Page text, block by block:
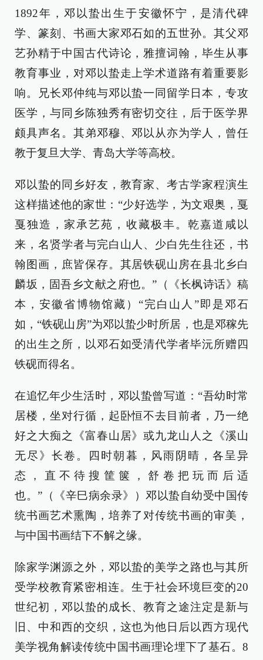
1892年，邓以蛰出生于安徽怀宁，是清代碑
学、篆刻、书画大家邓石如的五世孙。其父邓
艺孙精于中国古代诗论，雅擅词翰，毕生从事
教育事业，对邓以蛰走上学术道路有着重要影
响。兄长邓仲纯与邓以蛰一同留学日本，专攻
医学，与同乡陈独秀有密切交往，后于医学界
颇具声名。其弟邓穆、邓以从亦为学人，曾任
教于复旦大学、青岛大学等高校。
邓以蛰的同乡好友，教育家、考古学家程演生
这样描述他的家世：“少好选学，为文艰奥，戛
戛独造，家承艺苑，收藏极丰。乾嘉道咸以
来，名贤学者与完白山人、少白先生往还，书
翰图画，庶皆保存。其居铁砚山房在县北乡白
麟坂，固吾乡文献之府也。”（《长枫诗话》稿
本，安徽省博物馆藏）“完白山人”即是邓石
如，“铁砚山房”为邓以蛰少时所居，也是邓稼先
的出生之所，以邓石如受清代学者毕沅所赠四
铁砚而得名。
在追忆年少生活时，邓以蛰曾写道：“吾幼时常
居楼，坐对行循，起卧恒不去目前者，乃一绝
好之大痴之《富春山居》或九龙山人之《溪山
无尽》长卷。四时朝暮，风雨阴晴，各呈异
态，直不待搜筐箧，舒卷把玩而后适
也。”（《辛巳病余录》）邓以蛰自幼受中国传
统书画艺术熏陶，培养了对传统书画的审美，
与中国书画结下不解之缘。
除家学渊源之外，邓以蛰的美学之路也与其所
受学校教育紧密相连。生于社会环境巨变的20
世纪初，邓以蛰的成长、教育之途注定是新与
旧、中和西的交织，这也为他日后以西方现代
美学视角解读传统中国书画理论埋下了基石。8